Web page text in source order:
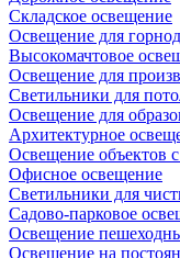
Складское освещение
Освещение для
Высокомачтовое
Освещение для
Светильники для
Освещение для
Архитектурное
Освещение объектов
Офисное освещение
Светильники для
Садово-парковое
Освещение
Освещение на